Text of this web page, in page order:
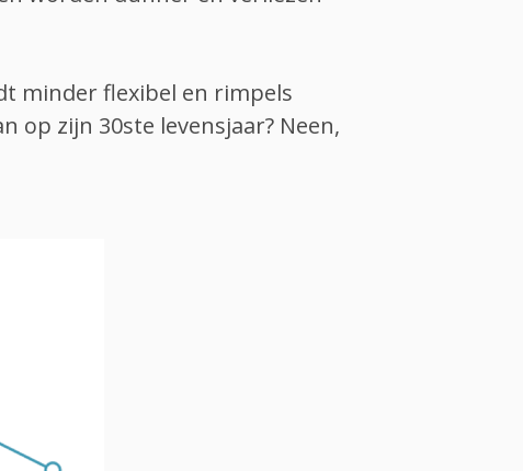
minder flexibel en rimpels
op zijn 30ste levensjaar? Neen,